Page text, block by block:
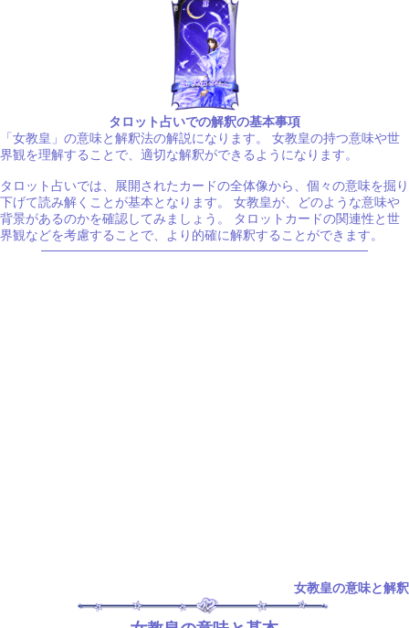
タロット占いでの解釈の基本事項
「女教皇」の意味と解釈法の解説になります。 女教皇の持つ意味や世
界観を理解することで、適切な解釈ができるようになります。
タロット占いでは、展開されたカードの全体像から、個々の意味を掘り
下げて読み解くことが基本となります。 女教皇が、どのような意味や
背景があるのかを確認してみましょう。 タロットカードの関連性と世
界観などを考慮することで、より的確に解釈することができます。
女教皇の意味と解釈